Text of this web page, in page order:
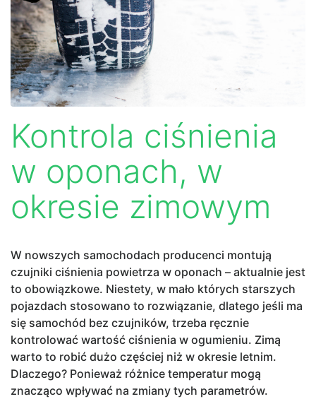
Kontrola ciśnienia
w oponach, w
okresie zimowym
W nowszych samochodach producenci montują
czujniki ciśnienia powietrza w oponach – aktualnie jest
to obowiązkowe. Niestety, w mało których starszych
pojazdach stosowano to rozwiązanie, dlatego jeśli ma
się samochód bez czujników, trzeba ręcznie
kontrolować wartość ciśnienia w ogumieniu. Zimą
warto to robić dużo częściej niż w okresie letnim.
Dlaczego? Ponieważ różnice temperatur mogą
znacząco wpływać na zmiany tych parametrów.